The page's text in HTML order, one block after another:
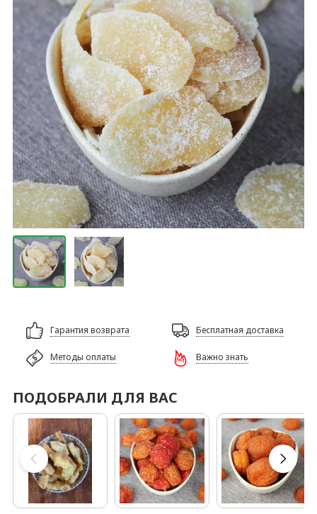
Гарантия возврата Бесплатная доставка
Методы оплаты Важно знать
ПОДОБРАЛИ ДЛЯ ВАС